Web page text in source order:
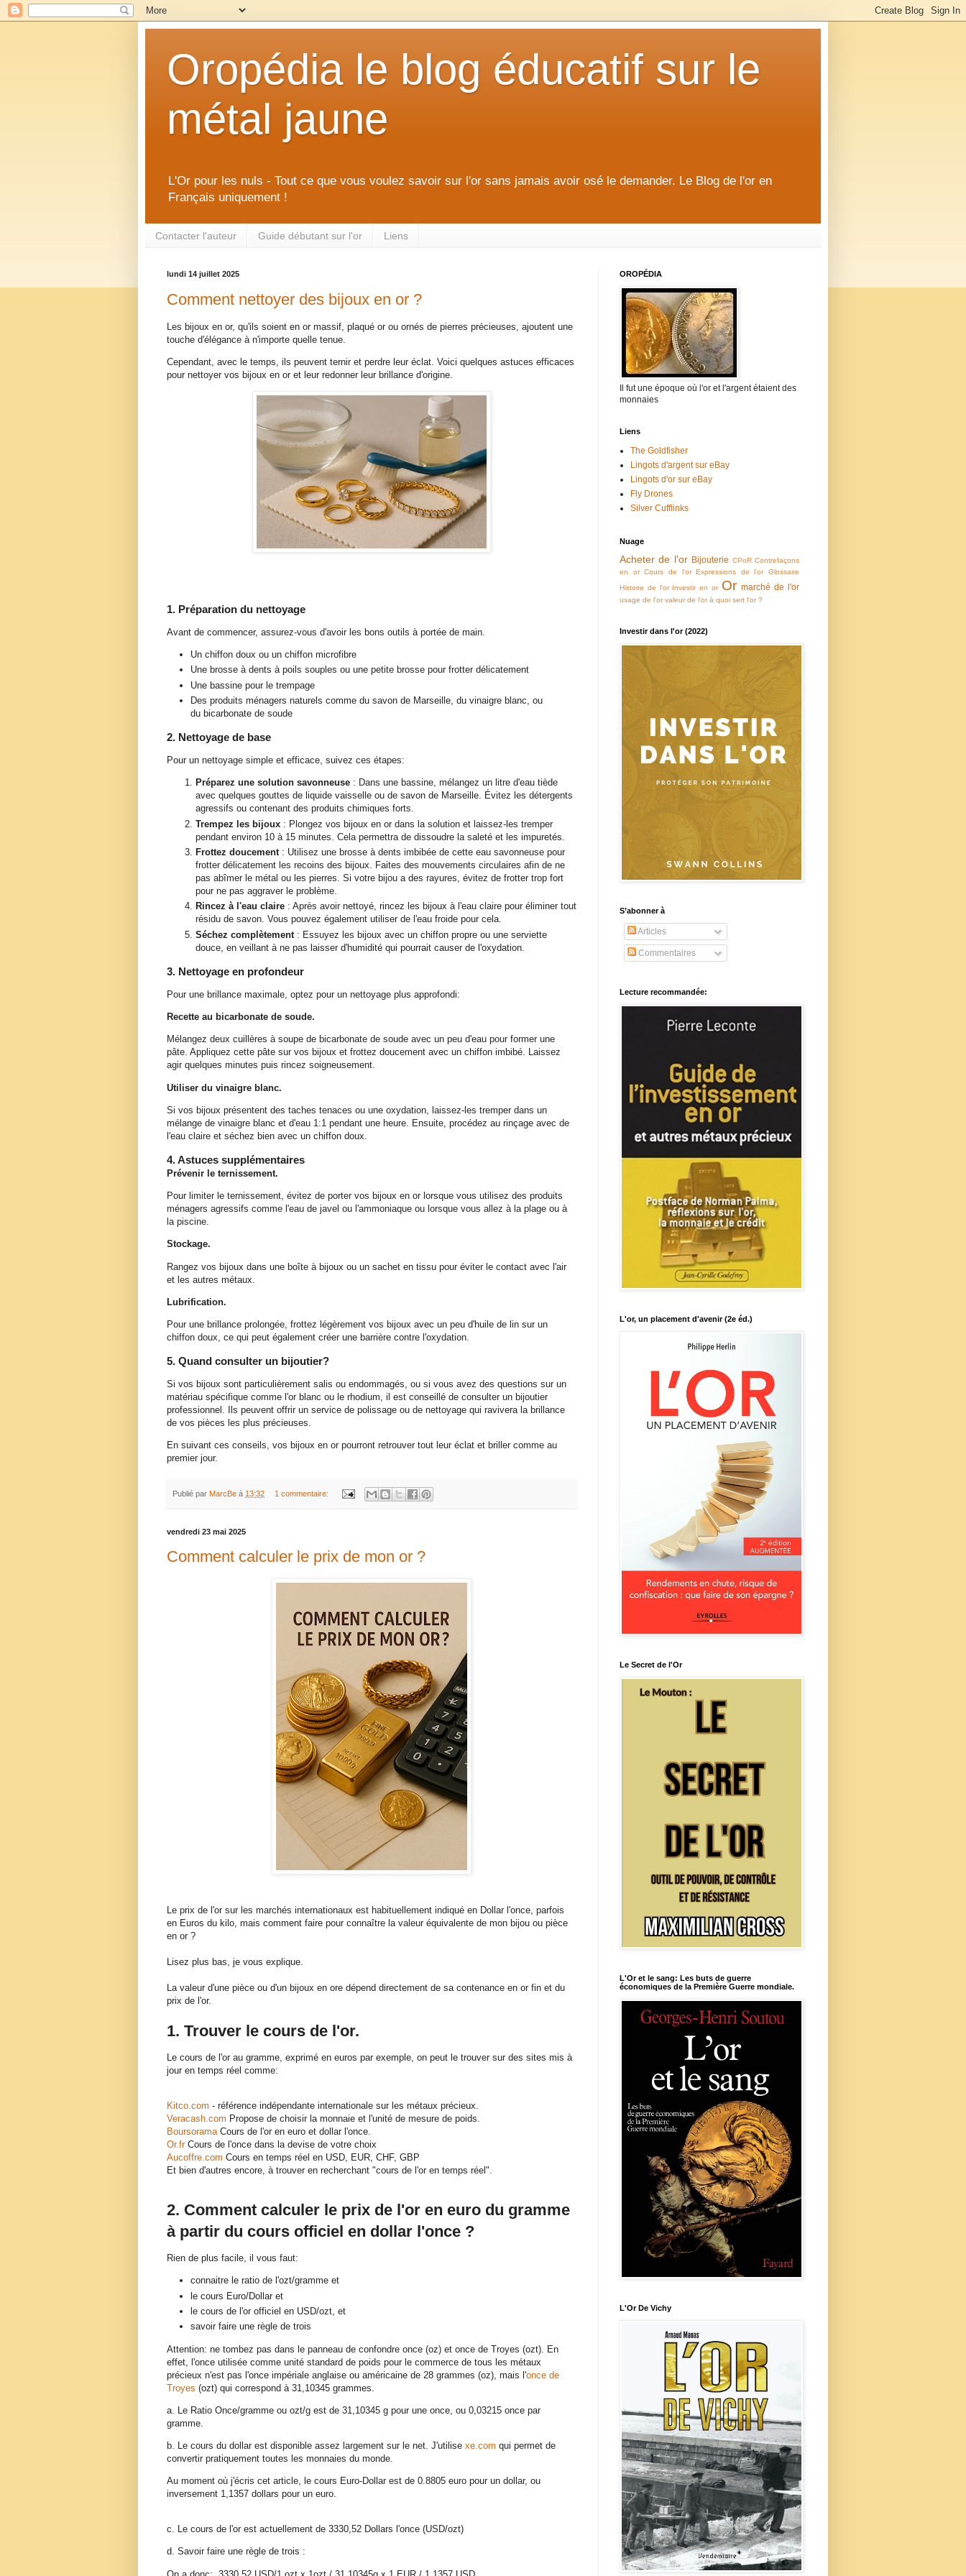
Oropédia le blog éducatif sur le
métal jaune
L'Or pour les nuls - Tout ce que vous voulez savoir sur l'or sans jamais avoir osé le demander. Le Blog de l'or en
Français uniquement !
Contacter l'auteur Guide débutant sur l'or Liens
lundi 14 juillet 2025
Comment nettoyer des bijoux en or ?
Les bijoux en or, qu'ils soient en or massif, plaqué or ou ornés de pierres précieuses, ajoutent une
touche d'élégance à n'importe quelle tenue.
Cependant, avec le temps, ils peuvent ternir et perdre leur éclat. Voici quelques astuces efficaces
pour nettoyer vos bijoux en or et leur redonner leur brillance d'origine.
1. Préparation du nettoyage
Avant de commencer, assurez-vous d'avoir les bons outils à portée de main.
Un chiffon doux ou un chiffon microfibre
Une brosse à dents à poils souples ou une petite brosse pour frotter délicatement
Une bassine pour le trempage
Des produits ménagers naturels comme du savon de Marseille, du vinaigre blanc, ou
du bicarbonate de soude
2. Nettoyage de base
Pour un nettoyage simple et efficace, suivez ces étapes:
Préparez une solution savonneuse : Dans une bassine, mélangez un litre d'eau tiède
avec quelques gouttes de liquide vaisselle ou de savon de Marseille. Évitez les détergents
agressifs ou contenant des produits chimiques forts.
Trempez les bijoux : Plongez vos bijoux en or dans la solution et laissez-les tremper
pendant environ 10 à 15 minutes. Cela permettra de dissoudre la saleté et les impuretés.
Frottez doucement : Utilisez une brosse à dents imbibée de cette eau savonneuse pour
frotter délicatement les recoins des bijoux. Faites des mouvements circulaires afin de ne
pas abîmer le métal ou les pierres. Si votre bijou a des rayures, évitez de frotter trop fort
pour ne pas aggraver le problème.
Rincez à l'eau claire : Après avoir nettoyé, rincez les bijoux à l'eau claire pour éliminer tout
résidu de savon. Vous pouvez également utiliser de l'eau froide pour cela.
Séchez complètement : Essuyez les bijoux avec un chiffon propre ou une serviette
douce, en veillant à ne pas laisser d'humidité qui pourrait causer de l'oxydation.
3. Nettoyage en profondeur
Pour une brillance maximale, optez pour un nettoyage plus approfondi:
Recette au bicarbonate de soude.
Mélangez deux cuillères à soupe de bicarbonate de soude avec un peu d'eau pour former une
pâte. Appliquez cette pâte sur vos bijoux et frottez doucement avec un chiffon imbibé. Laissez
agir quelques minutes puis rincez soigneusement.
Utiliser du vinaigre blanc.
Si vos bijoux présentent des taches tenaces ou une oxydation, laissez-les tremper dans un
mélange de vinaigre blanc et d'eau 1:1 pendant une heure. Ensuite, procédez au rinçage avec de
l'eau claire et séchez bien avec un chiffon doux.
4. Astuces supplémentaires
Prévenir le ternissement.
Pour limiter le ternissement, évitez de porter vos bijoux en or lorsque vous utilisez des produits
ménagers agressifs comme l'eau de javel ou l'ammoniaque ou lorsque vous allez à la plage ou à
la piscine.
Stockage.
Rangez vos bijoux dans une boîte à bijoux ou un sachet en tissu pour éviter le contact avec l'air
et les autres métaux.
Lubrification.
Pour une brillance prolongée, frottez légèrement vos bijoux avec un peu d'huile de lin sur un
chiffon doux, ce qui peut également créer une barrière contre l'oxydation.
5. Quand consulter un bijoutier?
Si vos bijoux sont particulièrement salis ou endommagés, ou si vous avez des questions sur un
matériau spécifique comme l'or blanc ou le rhodium, il est conseillé de consulter un bijoutier
professionnel. Ils peuvent offrir un service de polissage ou de nettoyage qui ravivera la brillance
de vos pièces les plus précieuses.
En suivant ces conseils, vos bijoux en or pourront retrouver tout leur éclat et briller comme au
premier jour.
Publié par MarcBe à 13:32 1 commentaire:
vendredi 23 mai 2025
Comment calculer le prix de mon or ?
Le prix de l'or sur les marchés internationaux est habituellement indiqué en Dollar l'once, parfois
en Euros du kilo, mais comment faire pour connaître la valeur équivalente de mon bijou ou pièce
en or ?
Lisez plus bas, je vous explique.
La valeur d'une pièce ou d'un bijoux en ore dépend directement de sa contenance en or fin et du
prix de l'or.
1. Trouver le cours de l'or.
Le cours de l'or au gramme, exprimé en euros par exemple, on peut le trouver sur des sites mis à
jour en temps réel comme:
Kitco.com - référence indépendante internationale sur les métaux précieux.
Veracash.com Propose de choisir la monnaie et l'unité de mesure de poids.
Boursorama Cours de l'or en euro et dollar l'once.
Or.frCours de l'once dans la devise de votre choix
Aucoffre.com Cours en temps réel en USD, EUR, CHF, GBP
Et bien d'autres encore, à trouver en recherchant "cours de l'or en temps réel".
2. Comment calculer le prix de l'or en euro du gramme
à partir du cours officiel en dollar l'once ?
Rien de plus facile, il vous faut:
connaitre le ratio de l'ozt/gramme et
le cours Euro/Dollar et
le cours de l'or officiel en USD/ozt, et
savoir faire une règle de trois
Attention: ne tombez pas dans le panneau de confondre once (oz) et once de Troyes (ozt). En
effet, l'once utilisée comme unité standard de poids pour le commerce de tous les métaux
précieux n'est pas l'once impériale anglaise ou américaine de 28 grammes (oz), mais l'once de
Troyes (ozt) qui correspond à 31,10345 grammes.
a. Le Ratio Once/gramme ou ozt/g est de 31,10345 g pour une once, ou 0,03215 once par
gramme.
b. Le cours du dollar est disponible assez largement sur le net. J'utilise xe.com qui permet de
convertir pratiquement toutes les monnaies du monde.
Au moment où j'écris cet article, le cours Euro-Dollar est de 0.8805 euro pour un dollar, ou
inversement 1,1357 dollars pour un euro.
c. Le cours de l'or est actuellement de 3330,52 Dollars l'once (USD/ozt)
d. Savoir faire une règle de trois :
OROPÉDIA
Il fut une époque où l'or et l'argent étaient des
monnaies
Liens
The Goldfisher
Lingots d'argent sur eBay
Lingots d'or sur eBay
Fly Drones
Silver Cufflinks
Nuage
Acheter de l'or Bijouterie CPoR Contrefaçons
en or
Cours de l'or Expressions de l'or
Glossaire
Histoire de l'or Investir en or Or marché de l'or
usage de l'or valeur de l'or à quoi sert l'or ?
Investir dans l'or (2022)
S’abonner à
Articles
Commentaires
Lecture recommandée:
L'or, un placement d'avenir (2e éd.)
Le Secret de l'Or
L'Or et le sang: Les buts de guerre
économiques de la Première Guerre mondiale.
L'Or De Vichy